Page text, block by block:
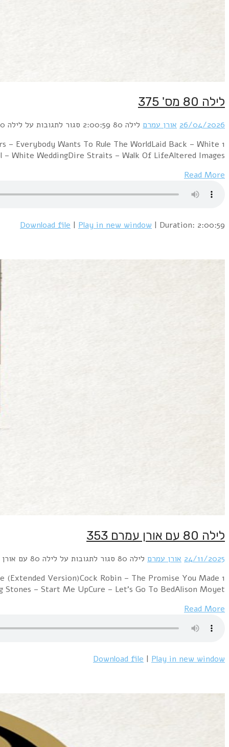
1 David Bowie & Mick Jagger – Dancing
HorseOrchestral Manoeuvres In The
1 Duran Duran – Hungry Like the Wolf (Night
(Extended Version)Billy Idol